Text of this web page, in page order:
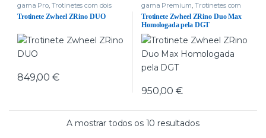
gama Pro, Trotinetes com dois
motores
Trotinete Zwheel ZRino DUO
849,00€
gama Premium,Trotinetes com
dois motores, Trotinetes delivery
zwheel
Trotinete Zwheel ZRino Duo Max
Homologada pela DGT
950,00€
A mostrar todos os 10 resultados